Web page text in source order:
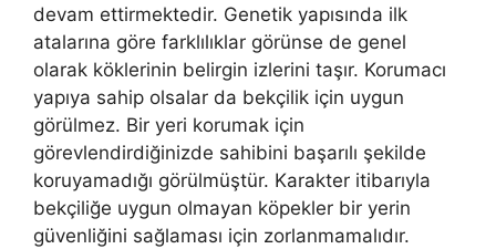
devam ettirmektedir. Genetik yapısında ilk
atalarına göre farklılıklar görünse de genel
olarak köklerinin belirgin izlerini taşır. Korumacı
yapıya sahip olsalar da bekçilik için uygun
görülmez. Bir yeri korumak için
görevlendirdiğinizde sahibini başarılı şekilde
koruyamadığı görülmüştür. Karakter itibarıyla
bekçiliğe uygun olmayan köpekler bir yerin
güvenliğini sağlaması için zorlanmamalıdır.